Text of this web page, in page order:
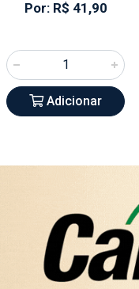
Por: R$ 41,90
Adicionar